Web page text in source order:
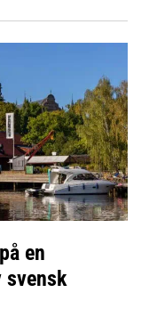
en
svensk